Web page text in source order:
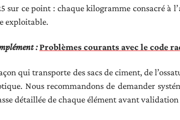
sur ce point : chaque kilogramme consacré à
exploitable.
:Problèmes courants avec le code
qui transporte des sacs de ciment, de
Nous recommandons de demander
détaillée de chaque élément avant